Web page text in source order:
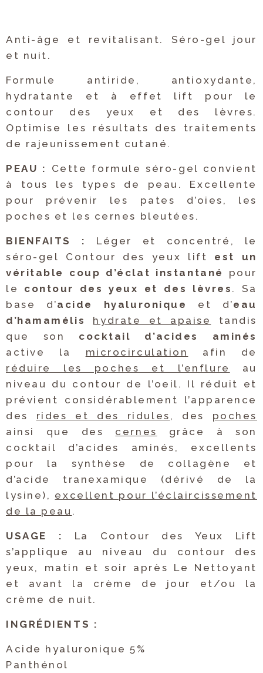
Anti-âge et revitalisant. Séro-gel jour
et nuit.
Formule antiride, antioxydante,
hydratante et à effet lift pour le
contour des yeux et des lèvres.
Optimise les résultats des traitements
de rajeunissement cutané.
PEAU :
Cette formule séro-gel convient
à tous les types de peau. Excellente
pour prévenir les pates d’oies, les
poches et les cernes bleutées.
BIENFAITS :
Léger et concentré, le
séro-gel Contour des yeux lift est un
véritable coup d’éclat instantané
pour
le contour des yeux et des lèvres . Sa
base d’acide hyaluronique et d’eau
d’hamamélis
hydrate et apaise
tandis
que son cocktail d’acides aminés
active la microcirculation
afin de
réduire les poches et l’enflure
au
niveau du contour de l’oeil. Il réduit et
prévient considérablement l’apparence
des rides et des ridules , des poches
ainsi que des cernes
grâce à son
cocktail d’acides aminés, excellents
pour la synthèse de collagène et
d’acide tranexamique (dérivé de la
lysine), excellent pour l’éclaircissement
de la peau .
USAGE :
La Contour des Yeux Lift
s’applique au niveau du contour des
yeux, matin et soir après Le Nettoyant
et avant la crème de jour et/ou la
crème de nuit.
INGRÉDIENTS :
Acide hyaluronique 5%
Panthénol